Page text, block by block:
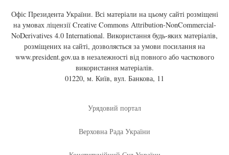
Офіс Президента України. Всі матеріали на цьому сайті розміщені
на умовах ліцензії Creative Commons Attribution-NonCommercial-
NoDerivatives 4.0 International. Використання будь-яких матеріалів,
розміщених на сайті, дозволяється за умови посилання на
www.president.gov.uaв незалежності від повного або часткового
використання матеріалів.
01220, м. Київ, вул. Банкова, 11
Урядовий портал
Верховна Рада України